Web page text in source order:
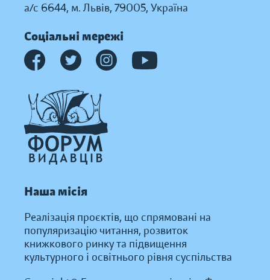
а/с 6644, м. Львів, 79005, Україна
Соціальні мережі
Наша місія
Реалізація проєктів, що спрямовані на
популяризацію читання, розвиток
книжкового ринку та підвищення
культурного і освітнього рівня суспільства